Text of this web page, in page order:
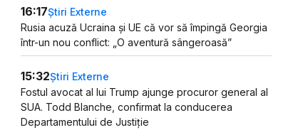
16:17Știri Externe
Rusia acuză Ucraina și UE că vor să împingă Georgia
într-un nou conflict: „O aventură sângeroasă”
15:32Știri Externe
Fostul avocat al lui Trump ajunge procuror general al
SUA. Todd Blanche, confirmat la conducerea
Departamentului de Justiție